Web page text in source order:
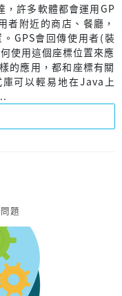
，許多軟體都會運用GP
者附近的商店、餐廳，
GPS會回傳使用者(裝
使用這個座標位置來應
的應用，都和座標有關
可以輕易地在Java上
題